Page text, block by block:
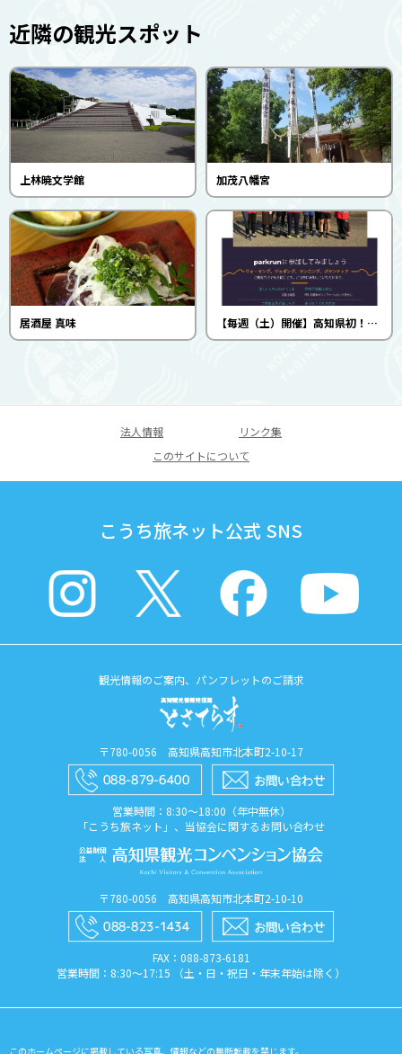
近隣の観光スポット
上林暁文学館 加茂八幡宮
居酒屋 真味 【毎週（土）開催】高知県初！宮川公園parkrun
法人情報
リンク集
このサイトについて
こうち旅ネット公式 SNS
観光情報のご案内、パンフレットのご請求
〒780-0056 高知県高知市北本町2-10-17
営業時間：8:30〜18:00（年中無休）
「こうち旅ネット」、当協会に関するお問い合わせ
〒780-0056 高知県高知市北本町2-10-10
FAX：088​-873​-6181
営業時間：8:30〜17:15 （土・日・祝日・年末年始は除く）
このホームページに掲載している写真、情報などの無断転載を禁じます。